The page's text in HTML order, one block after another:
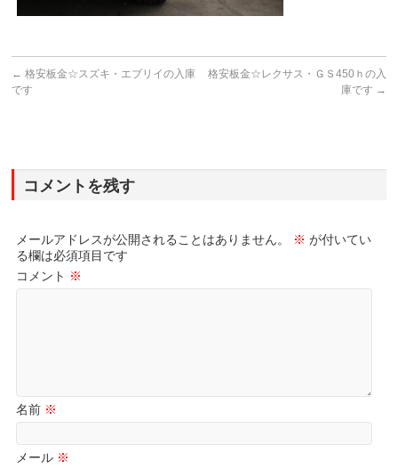
← 格安板金☆スズキ・エブリイの入庫
です
格安板金☆レクサス・ＧＳ450ｈの入
庫です →
コメントを残す
メールアドレスが公開されることはありません。 ※ が付いてい
る欄は必須項目です
コメント ※
名前 ※
メール ※